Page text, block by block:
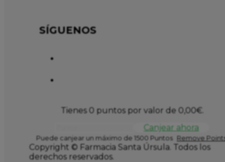
SÍGUENOS
Tienes 0 puntos por valor de 0,00€.
Canjear ahora
Puede canjear un máximo de 1500 Puntos Remove
Copyright © Farmacia Santa Úrsula. Todos los
derechos reservados.